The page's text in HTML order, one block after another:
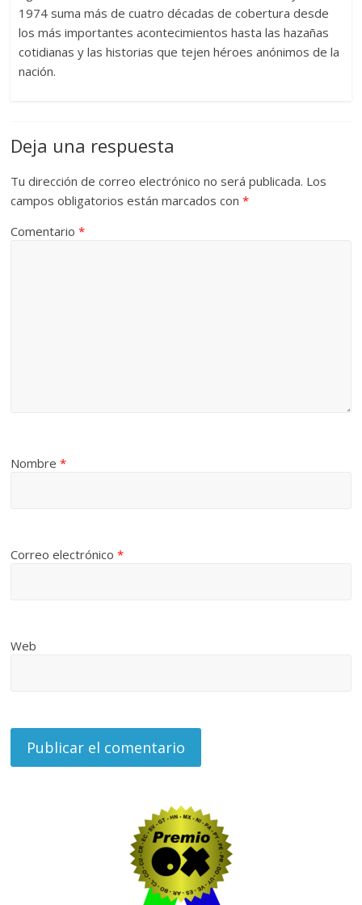
1974 suma más de cuatro décadas de cobertura desde
los más importantes acontecimientos hasta las hazañas
cotidianas y las historias que tejen héroes anónimos de la
nación.
Deja una respuesta
Tu dirección de correo electrónico no será publicada. Los
campos obligatorios están marcados con*
Comentario*
Nombre*
Correo electrónico*
Web